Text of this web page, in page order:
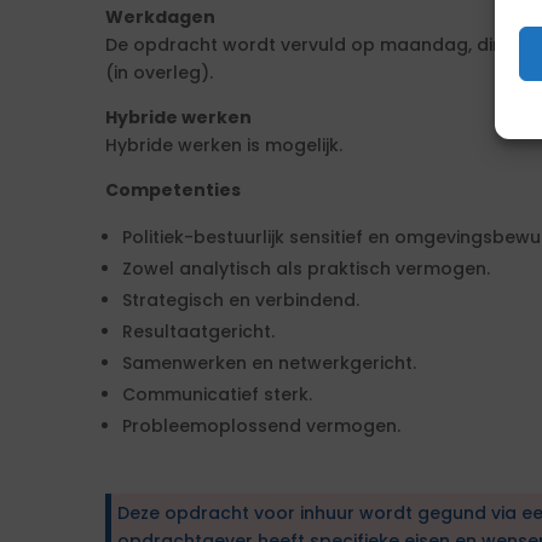
Werkdagen
De opdracht wordt vervuld op maandag,
(in overleg).
Hybride werken
Hybride werken is mogelijk.
Competenties
Politiek-bestuurlijk sensitief en
Zowel analytisch als praktisch vermogen.
Strategisch en verbindend.
Resultaatgericht.
Samenwerken en netwerkgericht.
Communicatief sterk.
Probleemoplossend vermogen.
Deze opdracht voor inhuur wordt gegund via